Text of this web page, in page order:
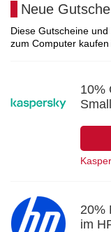
Neue
Diese Gutscheine
zum Computer
10%
20%
im